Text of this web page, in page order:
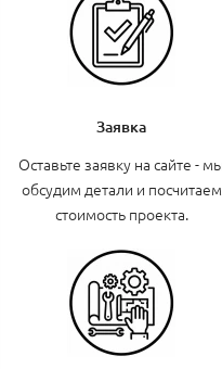
Заявка
Оставьте заявку на сайте - мы
обсудим детали и посчитаем
стоимость проекта.